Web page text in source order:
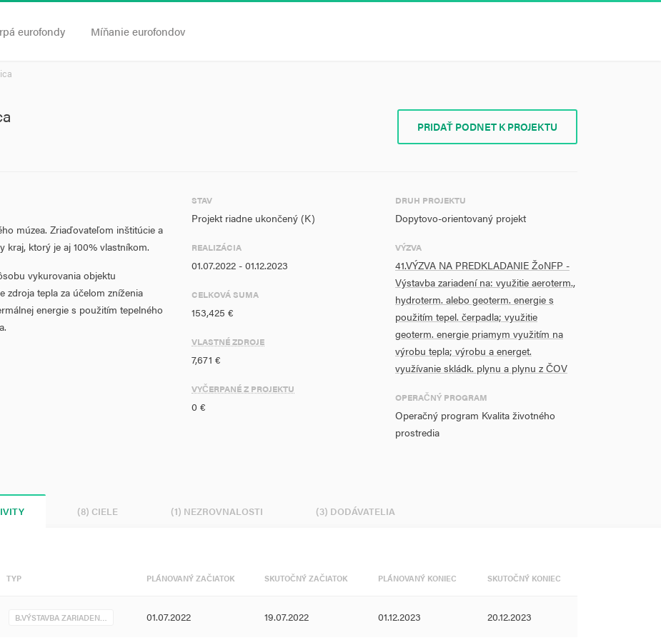
eurofondy Míňanie eurofondov
PRIDAŤ PODNET K PROJEKTU
múzea. Zriaďovateľom inštitúcie a
kraj, ktorý je aj 100% vlastníkom.
vykurovania objektu
tepla za účelom zníženia
energie s použitím tepelného
emisií znečisťujúcich látok a
STAV
Projekt riadne ukončený (K)
REALIZÁCIA
01.07.2022 - 01.12.2023
CELKOVÁ SUMA
153,425 €
VLASTNÉ ZDROJE
7,671 €
VYČERPANÉ Z PROJEKTU
0 €
DRUH PROJEKTU
Dopytovo-orientovaný projekt
VÝZVA
41.VÝZVA NA PREDKLADANIE ŽoNFP -
Výstavba zariadení na: využitie aeroterm.,
hydroterm. alebo geoterm. energie s
použitím tepel. čerpadla; využitie
geoterm. energie priamym využitím na
výrobu tepla; výrobu a energet.
využívanie skládk. plynu a plynu z ČOV
OPERAČNÝ PROGRAM
Operačný program Kvalita životného
prostredia
(8) CIELE (1) NEZROVNALOSTI (3) DODÁVATELIA
TYP PLÁNOVANÝ ZAČIATOK SKUTOČNÝ ZAČIATOK PLÁNOVANÝ KONIEC SKUTOČNÝ KONIEC
B.VÝSTAVBA ZARIADEN… 01.07.2022 19.07.2022 01.12.2023 20.12.2023